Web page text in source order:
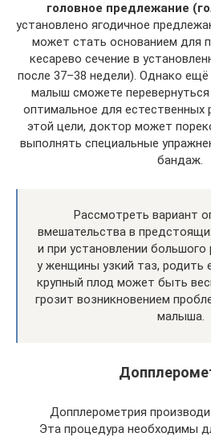
головное предлежание
установлено ягодичное
может стать основанием для
кесарево сечение в
после 37–38 недели). Однако
малыш сможете
оптимальное для
этой цели, доктор может
выполнять специальные
бандаж.
Рассмотреть вариант
вмешательства в
и при установлении большого
у женщины узкий таз, родить
крупный плод может быть
грозит возникновением
малыша.
Допплерометрия
Эта процедура необходимы